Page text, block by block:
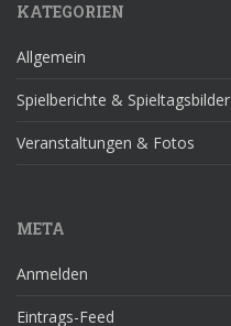
KATEGORIEN
Allgemein
Spielberichte & Spieltagsbilder
Veranstaltungen & Fotos
META
Anmelden
Eintrags-Feed